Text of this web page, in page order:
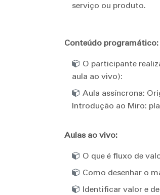
serviço ou produto.
Conteúdo
O participante
aula ao vivo):
Aula assíncrona:
Introdução ao Miro:
Aulas ao vivo:
O que é fluxo de
Como desenhar o
Identificar valor e